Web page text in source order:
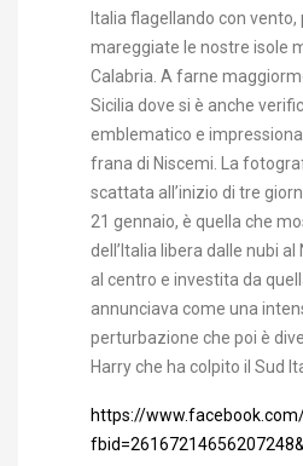
Italia flagellando con vento,
mareggiate le nostre isole
Calabria. A farne
Sicilia dove si è anche
emblematico e
frana di Niscemi. La
scattata all’inizio di tre
21 gennaio, è quella che
dell’Italia libera dalle nubi al
al centro e investita da
annunciava come una
perturbazione che poi è
Harry che ha colpito il Sud
https://